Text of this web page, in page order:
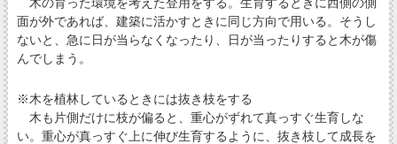
面が外であれば、建築に活かすときに同じ方向で用いる。そうし
ないと、急に日が当らなくなったり、日が当ったりすると木が傷
んでしまう。
※木を植林しているときには抜き枝をする
木も片側だけに枝が偏ると、重心がずれて真っすぐ生育しな
い。重心が真っすぐ上に伸び生育するように、抜き枝して成長を